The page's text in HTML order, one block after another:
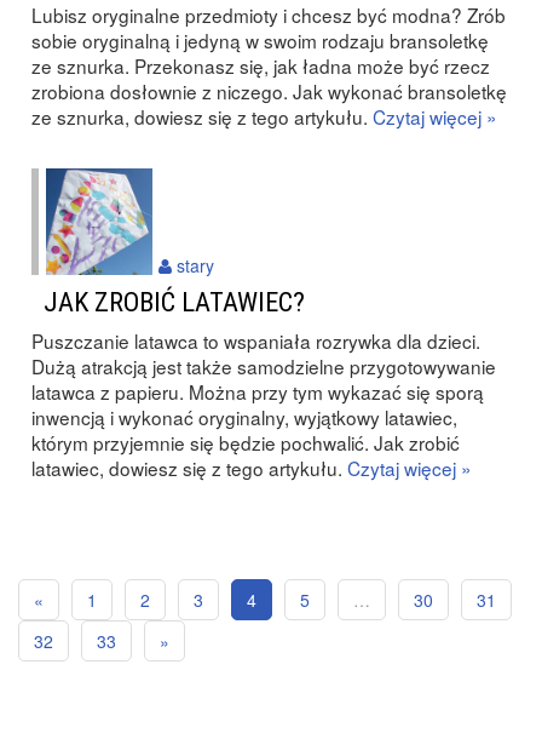
Lubisz oryginalne przedmioty i chcesz być modna? Zrób
sobie oryginalną i jedyną w swoim rodzaju bransoletkę
ze sznurka. Przekonasz się, jak ładna może być rzecz
zrobiona dosłownie z niczego. Jak wykonać bransoletkę
ze sznurka, dowiesz się z tego artykułu. Czytaj więcej »
JAK ZROBIĆ LATAWIEC?
Puszczanie latawca to wspaniała rozrywka dla dzieci.
Dużą atrakcją jest także samodzielne przygotowywanie
latawca z papieru. Można przy tym wykazać się sporą
inwencją i wykonać oryginalny, wyjątkowy latawiec,
którym przyjemnie się będzie pochwalić. Jak zrobić
latawiec, dowiesz się z tego artykułu. Czytaj więcej »
stary
« 1 2 3 4 5 … 30
31
32
33 »